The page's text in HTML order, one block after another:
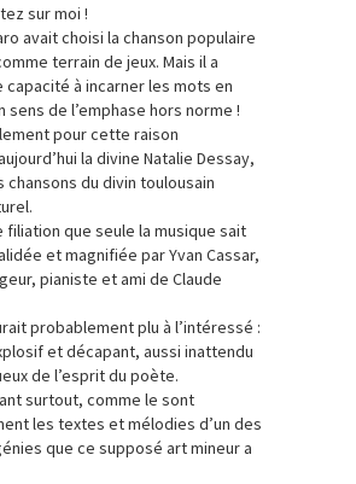
sur moi !
avait choisi la chanson populaire
terrain de jeux. Mais il a
capacité à incarner les mots en
sens de l’emphase hors norme !
pour cette raison
la divine Natalie Dessay,
du divin toulousain
filiation que seule la musique sait
et magnifiée par Yvan Cassar,
pianiste et ami de Claude
probablement plu à l’intéressé :
et décapant, aussi inattendu
de l’esprit du poète.
surtout, comme le sont
les textes et mélodies d’un des
que ce supposé art mineur a